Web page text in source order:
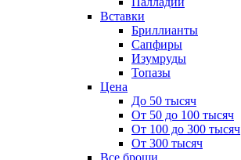
Вставки
Бриллианты
Сапфиры
Изумруды
Топазы
Цена
До 50 тысяч
От 50 до 100 тысяч
От 100 до 300 тысяч
От 300 тысяч
Все броши